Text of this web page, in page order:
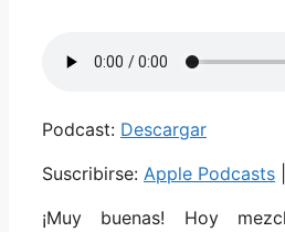
Podcast: Descargar
Suscribirse: Apple Podcasts
¡Muy buenas! Hoy